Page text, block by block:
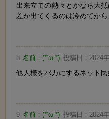
出来立ての熱々とかなら大
差が出てくるのは冷めてから
8 名前： (*‘ω‘*) 投稿日： 2024
他人様をバカにするネット
9 名前： (*‘ω‘*) 投稿日： 2024